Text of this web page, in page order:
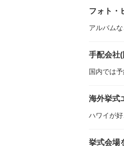
フォト・
アルバム
手配会社
国内では
海外挙式
ハワイが
挙式会場